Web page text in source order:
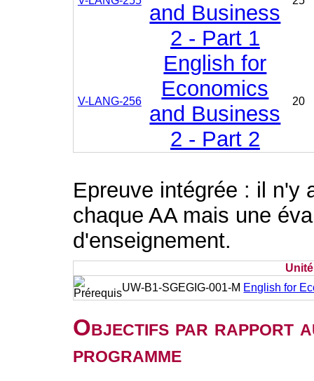
and Business
2 - Part 1
V-LANG-256
English for
Economics
and Business
2 - Part 2
20
Epreuve intégrée : il n'y
chaque AA mais une
d'enseignement.
UW-B1-SGEGIG-001-M English for
Objectifs par rapport
programme